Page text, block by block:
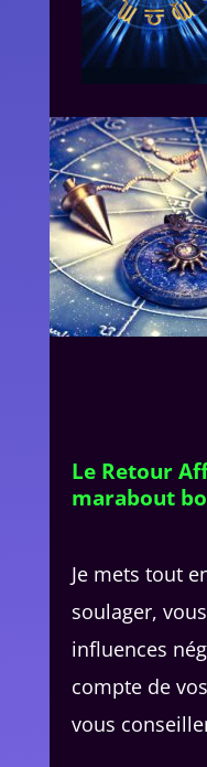
Le Retour
marabout
Je mets tout
soulager,
influences
compte de
vous